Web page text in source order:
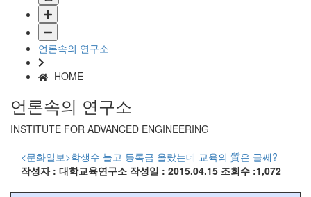
언론속의 연구소
HOME
언론속의 연구소
INSTITUTE FOR ADVANCED ENGINEERING
<문화일보>학생수 늘고 등록금 올랐는데 교육의 質은 글쎄?
작성자 : 대학교육연구소 작성일 : 2015.04.15 조회수 :1,072